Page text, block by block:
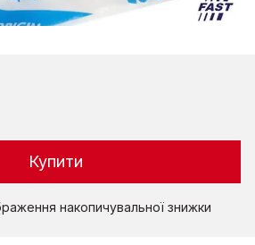
Купити
накопичувальної знижки